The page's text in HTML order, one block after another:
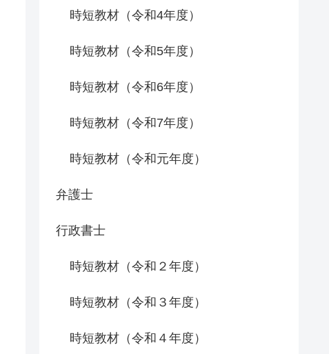
時短教材（令和4年度）
時短教材（令和5年度）
時短教材（令和6年度）
時短教材（令和7年度）
時短教材（令和元年度）
弁護士
行政書士
時短教材（令和２年度）
時短教材（令和３年度）
時短教材（令和４年度）